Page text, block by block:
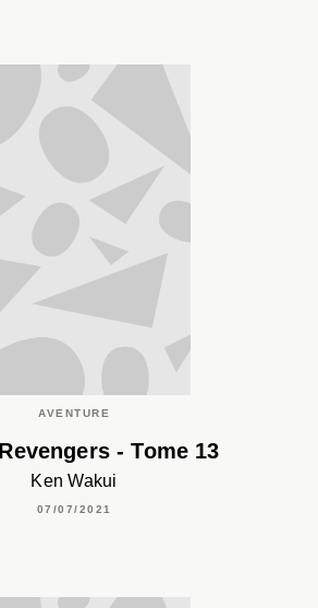
AVENTURE
- Tome 13
Ken Wakui
07/07/2021